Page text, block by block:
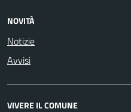
NOVITÀ
Notizie
Avvisi
VIVERE IL COMUNE